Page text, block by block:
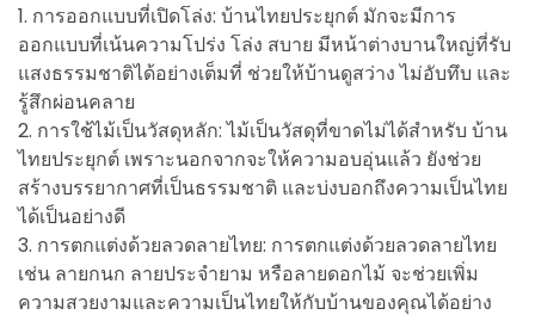
1. การออกแบบที่เปิดโล่ง: บ้านไทยประยุกต์ มักจะมีการ
ออกแบบที่เน้นความโปร่ง โล่ง สบาย มีหน้าต่างบานใหญ่ที่รับ
แสงธรรมชาติได้อย่างเต็มที่ ช่วยให้บ้านดูสว่าง ไม่อับทึบ และ
รู้สึกผ่อนคลาย
2. การใช้ไม้เป็นวัสดุหลัก: ไม้เป็นวัสดุที่ขาดไม่ได้สำหรับ บ้าน
ไทยประยุกต์ เพราะนอกจากจะให้ความอบอุ่นแล้ว ยังช่วย
สร้างบรรยากาศที่เป็นธรรมชาติ และบ่งบอกถึงความเป็นไทย
ได้เป็นอย่างดี
3. การตกแต่งด้วยลวดลายไทย: การตกแต่งด้วยลวดลายไทย
เช่น ลายกนก ลายประจำยาม หรือลายดอกไม้ จะช่วยเพิ่ม
ความสวยงามและความเป็นไทยให้กับบ้านของคุณได้อย่าง